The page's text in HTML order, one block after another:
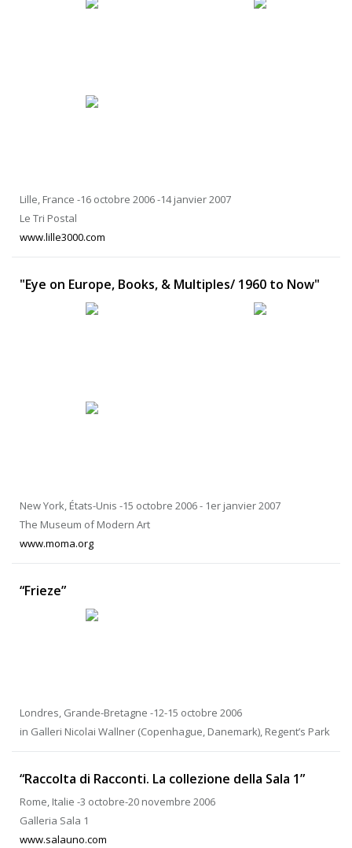
Lille, France -16 octobre 2006 -14 janvier 2007
Le Tri Postal
www.lille3000.com
"Eye on Europe, Books, & Multiples/ 1960 to Now"
New York, États-Unis -15 octobre 2006 - 1er janvier 2007
The Museum of Modern Art
www.moma.org
“Frieze”
Londres, Grande-Bretagne -12-15 octobre 2006
in Galleri Nicolai Wallner (Copenhague, Danemark), Regent’s Park
“Raccolta di Racconti. La collezione della Sala 1”
Rome, Italie -3 octobre-20 novembre 2006
Galleria Sala 1
www.salauno.com